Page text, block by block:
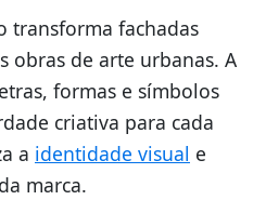
transforma fachadas
obras de arte urbanas. A
formas e símbolos
criativa para cada
a identidade visual e
marca.